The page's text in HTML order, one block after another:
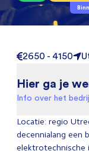
2650 - 4150
Hier ga je
Info over het
Locatie: regio
decennialang een
elektrotechnische